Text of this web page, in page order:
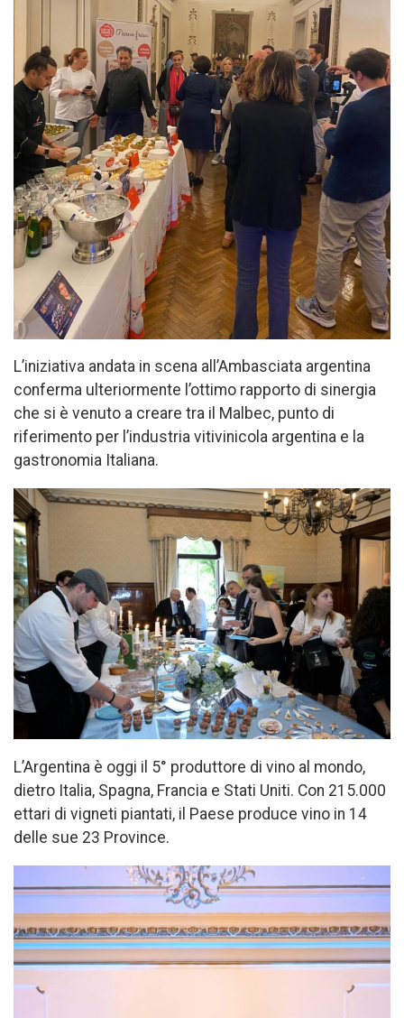
L’iniziativa andata in scena all’Ambasciata argentina
conferma ulteriormente l’ottimo rapporto di sinergia
che si è venuto a creare tra il Malbec, punto di
riferimento per l’industria vitivinicola argentina e la
gastronomia Italiana.
L’Argentina è oggi il 5° produttore di vino al mondo,
dietro Italia, Spagna, Francia e Stati Uniti. Con 215.000
ettari di vigneti piantati, il Paese produce vino in 14
delle sue 23 Province.